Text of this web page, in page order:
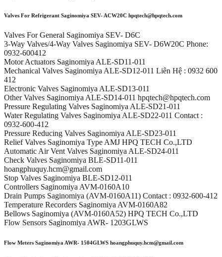
Valves For Refrigerant Saginomiya SEV- ACW20C hpqtech@hpqtech.com
Valves For General Saginomiya SEV- D6C
3-Way Valves/4-Way Valves Saginomiya SEV- D6W20C Phone:
0932-600412
Motor Actuators Saginomiya ALE-SD11-011
Mechanical Valves Saginomiya ALE-SD12-011 Liên Hệ : 0932 600
412
Electronic Valves Saginomiya ALE-SD13-011
Other Valves Saginomiya ALE-SD14-011 hpqtech@hpqtech.com
Pressure Regulating Valves Saginomiya ALE-SD21-011
Water Regulating Valves Saginomiya ALE-SD22-011 Contact :
0932-600-412
Pressure Reducing Valves Saginomiya ALE-SD23-011
Relief Valves Saginomiya Type AMJ HPQ TECH Co.,LTD
Automatic Air Vent Valves Saginomiya ALE-SD24-011
Check Valves Saginomiya BLE-SD11-011
hoangphuquy.hcm@gmail.com
Stop Valves Saginomiya BLE-SD12-011
Controllers Saginomiya AVM-0160A10
Drain Pumps Saginomiya (AVM-0160A11) Contact : 0932-600-412
Temperature Recorders Saginomiya AVM-0160A82
Bellows Saginomiya (AVM-0160A52) HPQ TECH Co.,LTD
Flow Sensors Saginomiya AWR- 1203GLWS
Flow Meters Saginomiya AWR- 1504GLWS hoangphuquy.hcm@gmail.com